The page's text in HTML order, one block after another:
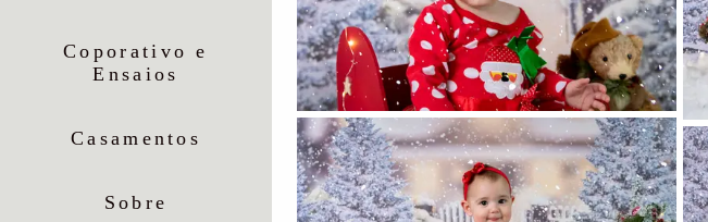
Coporativo e
Ensaios
Casamentos
Sobre